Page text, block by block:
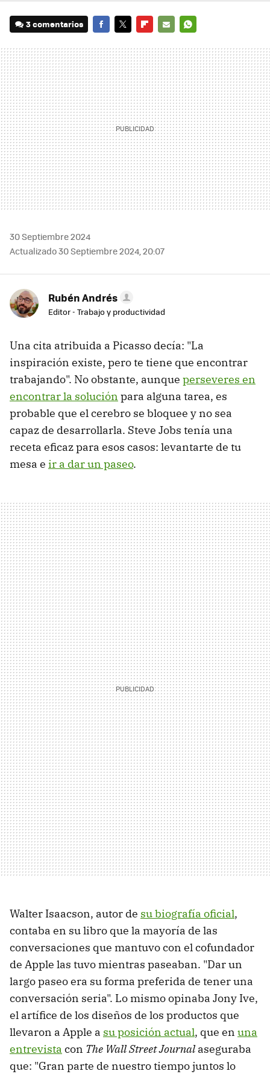
3 comentarios
MAIL
30 Septiembre 2024
Actualizado 30 Septiembre 2024, 20:07
Rubén Andrés
Editor - Trabajo y productividad
Una cita atribuida a Picasso decía: "La
inspiración existe, pero te tiene que encontrar
trabajando". No obstante, aunque perseveres en
encontrar la solución para alguna tarea, es
probable que el cerebro se bloquee y no sea
capaz de desarrollarla. Steve Jobs tenía una
receta eficaz para esos casos: levantarte de tu
mesa e ir a dar un paseo.
Walter Isaacson, autor de su biografía oficial,
contaba en su libro que la mayoría de las
conversaciones que mantuvo con el cofundador
de Apple las tuvo mientras paseaban. "Dar un
largo paseo era su forma preferida de tener una
conversación seria". Lo mismo opinaba Jony Ive,
el artífice de los diseños de los productos que
llevaron a Apple a su posición actual, que en una
entrevista con The Wall Street Journalaseguraba
que: "Gran parte de nuestro tiempo juntos lo